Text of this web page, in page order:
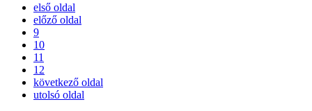
első oldal
előző oldal
9
10
11
12
következő oldal
utolsó oldal